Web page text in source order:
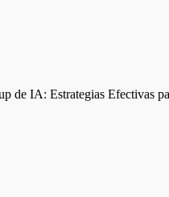
de IA: Estrategias Efectivas